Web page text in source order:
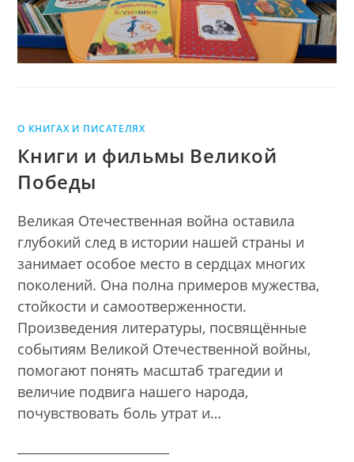
О КНИГАХ И ПИСАТЕЛЯХ
Книги и фильмы Великой
Победы
Великая Отечественная война оставила
глубокий след в истории нашей страны и
занимает особое место в сердцах многих
поколений. Она полна примеров мужества,
стойкости и самоотверженности.
Произведения литературы, посвящённые
событиям Великой Отечественной войны,
помогают понять масштаб трагедии и
величие подвига нашего народа,
почувствовать боль утрат и…